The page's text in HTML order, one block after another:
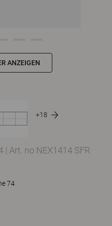
ANZEIGEN
+18
| Art. no NEX1414 SFR
74